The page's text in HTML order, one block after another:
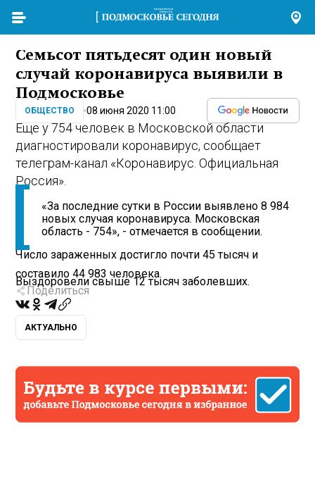
Семьсот пятьдесят один новый
случай коронавируса выявили в
Подмосковье
ОБЩЕСТВО 08 июня 2020 11:00
Еще у 754 человек в Московской области
диагностировали коронавирус, сообщает
телеграм-канал «Коронавирус. Официальная
Россия».
«За последние сутки в России выявлено 8 984
новых случая коронавируса. Московская
область - 754», - отмечается в сообщении.
Число зараженных достигло почти 45 тысяч и
составило 44 983 человека.
Выздоровели свыше 12 тысяч заболевших.
Поделиться
АКТУАЛЬНО